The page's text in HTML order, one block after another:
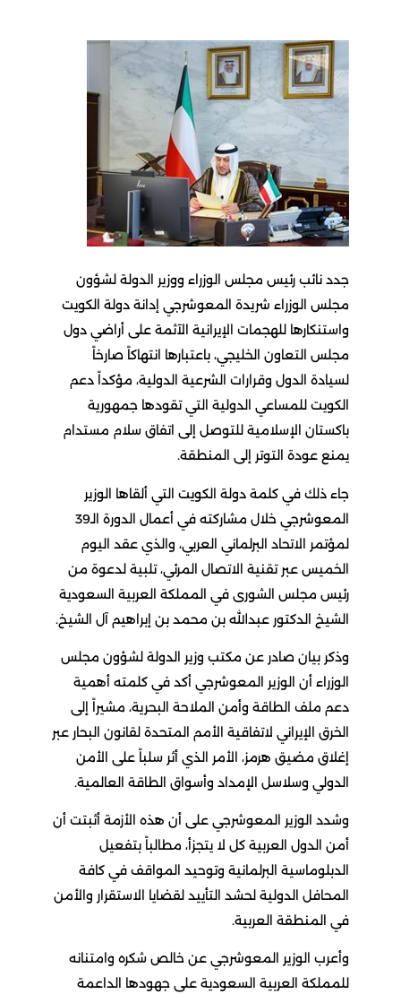
جدد نائب رئيس مجلس الوزراء ووزير الدولة لشؤون
مجلس الوزراء شريدة المعوشرجي إدانة دولة الكويت
واستنكارها للهجمات الإيرانية الآثمة على أراضي دول
مجلس التعاون الخليجي، باعتبارها انتهاكاً صارخاً
لسيادة الدول وقرارات الشرعية الدولية، مؤكداً دعم
الكويت للمساعي الدولية التي تقودها جمهورية
باكستان الإسلامية للتوصل إلى اتفاق سلام مستدام
يمنع عودة التوتر إلى المنطقة.
جاء ذلك في كلمة دولة الكويت التي ألقاها الوزير
المعوشرجي خلال مشاركته في أعمال الدورة الـ39
لمؤتمر الاتحاد البرلماني العربي، والذي عقد اليوم
الخميس عبر تقنية الاتصال المرئي، تلبية لدعوة من
رئيس مجلس الشورى في المملكة العربية السعودية
الشيخ الدكتور عبدالله بن محمد بن إبراهيم آل الشيخ.
وذكر بيان صادر عن مكتب وزير الدولة لشؤون مجلس
الوزراء أن الوزير المعوشرجي أكد في كلمته أهمية
دعم ملف الطاقة وأمن الملاحة البحرية، مشيراً إلى
الخرق الإيراني لاتفاقية الأمم المتحدة لقانون البحار عبر
إغلاق مضيق هرمز، الأمر الذي أثر سلباً على الأمن
الدولي وسلاسل الإمداد وأسواق الطاقة العالمية.
وشدد الوزير المعوشرجي على أن هذه الأزمة أثبتت أن
أمن الدول العربية كل لا يتجزأ، مطالباً بتفعيل
الدبلوماسية البرلمانية وتوحيد المواقف في كافة
المحافل الدولية لحشد التأييد لقضايا الاستقرار والأمن
في المنطقة العربية.
وأعرب الوزير المعوشرجي عن خالص شكره وامتنانه
للمملكة العربية السعودية على جهودها الداعمة